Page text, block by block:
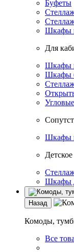
Буфеты
Шкафы
Для
Шкафы
Шкафы
Шкафы
Шкафы
Назад
Комоды,
Все